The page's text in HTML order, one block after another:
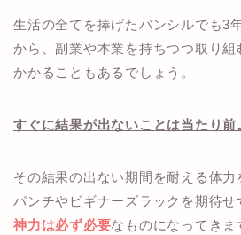
生活の全てを捧げたバンシルでも3
から、副業や本業を持ちつつ取り
かかることもあるでしょう。
すぐに結果が出ないことは当たり前
その結果の出ない期間を耐える体力
パンチやビギナーズラックを期待せ
神力は必ず必要なものになってきま